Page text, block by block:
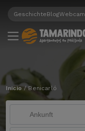
GeschichteBlogWebcam
Inicio/Benicarló